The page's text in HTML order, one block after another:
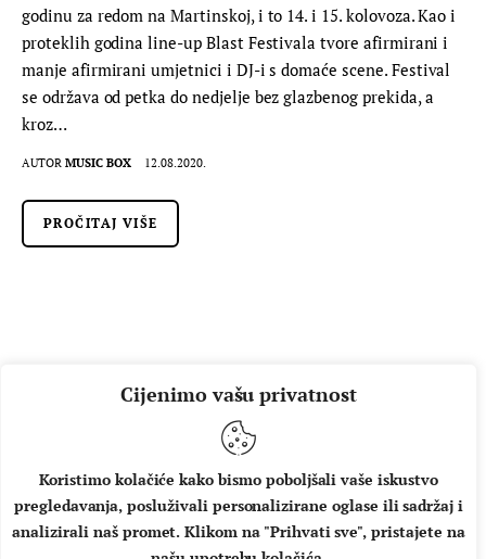
Cijenimo vašu privatnost
Koristimo kolačiće kako bismo poboljšali vaše iskustvo
pregledavanja, posluživali personalizirane oglase ili sadržaj i
analizirali naš promet. Klikom na "Prihvati sve", pristajete na
godinu za redom na Martinskoj, i to 14. i 15. kolovoza. Kao i
proteklih godina line-up Blast Festivala tvore afirmirani i
manje afirmirani umjetnici i DJ-i s domaće scene. Festival
se održava od petka do nedjelje bez glazbenog prekida, a
kroz…
AUTOR MUSIC BOX 12.08.2020.
PROČITAJ VIŠE
O NAMA IMPRESSUM UVJETI KORIŠTENJA